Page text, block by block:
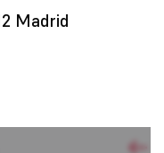
Madrid